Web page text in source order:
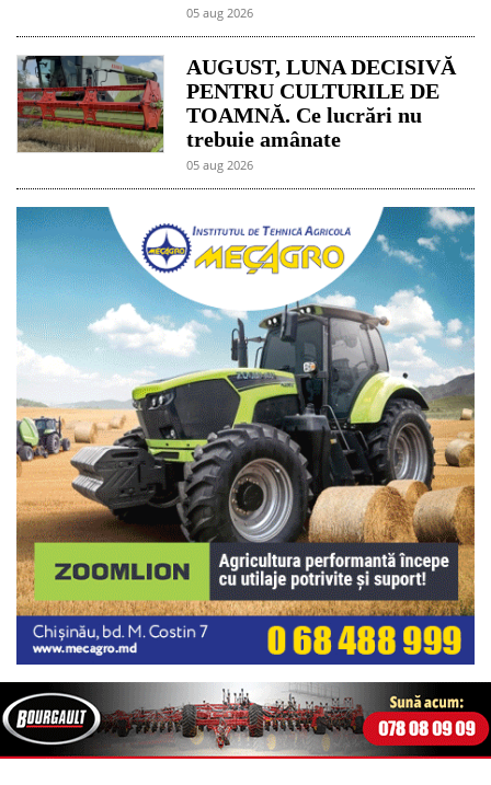
05 aug 2026
AUGUST, LUNA DECISIVĂ
PENTRU CULTURILE DE
TOAMNĂ. Ce lucrări nu
trebuie amânate
05 aug 2026